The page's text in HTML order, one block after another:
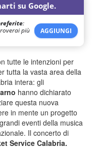
su Google.
:
più
AGGIUNGI
tutte le intenzioni per
tutta la vasta area della
intera: gli
hanno dichiarato
questa nuova
in mente un progetto
eventi della musica
Il concerto di
Service Calabria.